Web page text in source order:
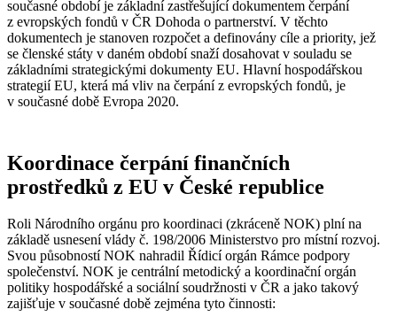
současné období je základní zastřešující dokumentem čerpání
z evropských fondů v ČR Dohoda o partnerství. V těchto
dokumentech je stanoven rozpočet a definovány cíle a priority, jež
se členské státy v daném období snaží dosahovat v souladu se
základními strategickými dokumenty EU. Hlavní hospodářskou
strategií EU, která má vliv na čerpání z evropských fondů, je
v současné době Evropa 2020.
Koordinace čerpání finančních
prostředků z EU v České republice
Roli Národního orgánu pro koordinaci (zkráceně NOK) plní na
základě usnesení vlády č. 198/2006 Ministerstvo pro místní rozvoj.
Svou působností NOK nahradil Řídicí orgán Rámce podpory
společenství. NOK je centrální metodický a koordinační orgán
politiky hospodářské a sociální soudržnosti v ČR a jako takový
zajišťuje v současné době zejména tyto činnosti: